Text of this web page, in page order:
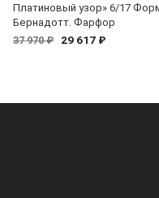
Платиновый узор» 6/17
Бернадотт. Фарфор
37 970 ₽
29 617 ₽